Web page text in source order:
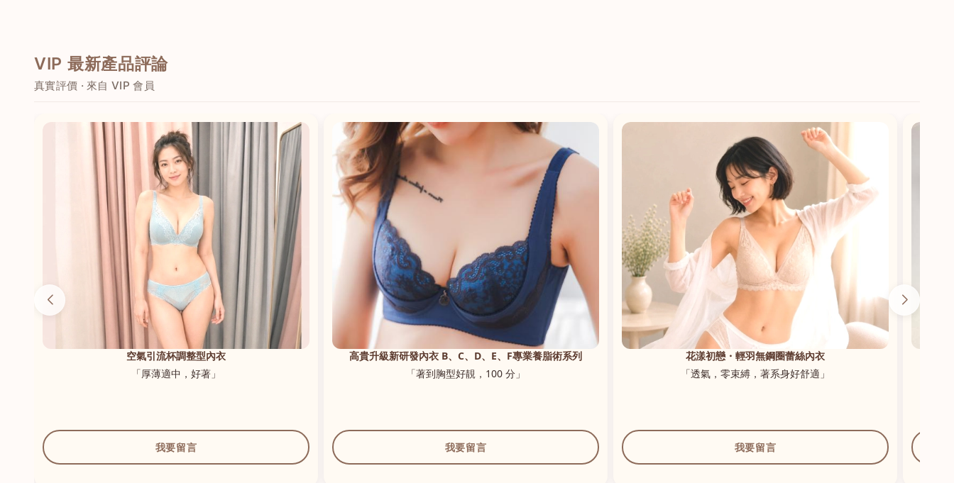
VIP 最新產品評論
真實評價 · 來自 VIP 會員
空氣引流杯調整型內衣
「厚薄適中，好著」
我要留言
高貴升級新研發內衣 B、C、D、E、F專業養脂術系列
「著到胸型好靚，100 分」
我要留言
花漾初戀・輕羽無鋼圈蕾絲內衣
「透氣，零束縛，著系身好舒適」
我要留言